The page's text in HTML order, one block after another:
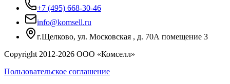
+7 (495) 668-30-46
info@komsell.ru
г.Щелково, ул. Московская , д. 70А помещение 3
Copyright 2012-2026 ООО «Комселл»
Пользовательское соглашение